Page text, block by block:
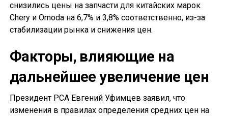
снизились цены на запчасти для китайских марок
Chery и Omoda на 6,7% и 3,8% соответственно, из-за
стабилизации рынка и снижения цен.
Факторы, влияющие на
дальнейшее увеличение цен
Президент РСА Евгений Уфимцев заявил, что
изменения в правилах определения средних цен на